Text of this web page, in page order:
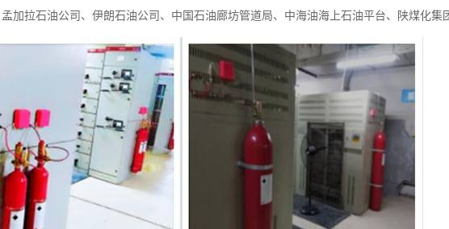
加拉石油公司、伊朗石油公司、中国石油廊坊管道局、中海油海上石油平台、陕煤化